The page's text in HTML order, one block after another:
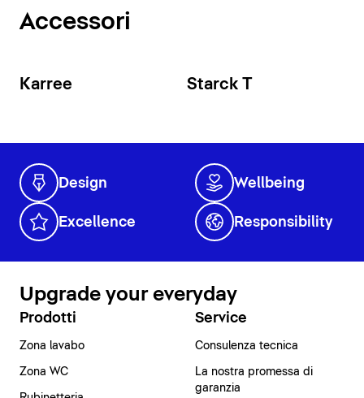
Accessori
Karree Starck T
Design Wellbeing
Excellence Responsibility
Upgrade your everyday
Prodotti
Zona lavabo
Zona WC
Service
Consulenza tecnica
La nostra promessa di
garanzia